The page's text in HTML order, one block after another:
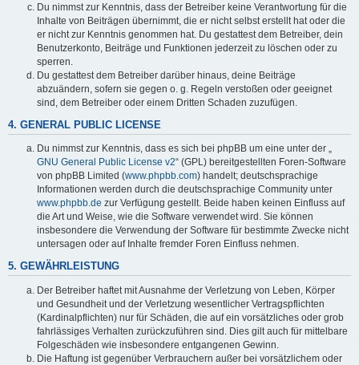
Du nimmst zur Kenntnis, dass der Betreiber keine Verantwortung für die
Inhalte von Beiträgen übernimmt, die er nicht selbst erstellt hat oder die
er nicht zur Kenntnis genommen hat. Du gestattest dem Betreiber, dein
Benutzerkonto, Beiträge und Funktionen jederzeit zu löschen oder zu
sperren.
Du gestattest dem Betreiber darüber hinaus, deine Beiträge
abzuändern, sofern sie gegen o. g. Regeln verstoßen oder geeignet
sind, dem Betreiber oder einem Dritten Schaden zuzufügen.
4. GENERAL PUBLIC LICENSE
Du nimmst zur Kenntnis, dass es sich bei phpBB um eine unter der „
GNU General Public License v2“ (GPL) bereitgestellten Foren-Software
von phpBB Limited (www.phpbb.com) handelt; deutschsprachige
Informationen werden durch die deutschsprachige Community unter
www.phpbb.de zur Verfügung gestellt. Beide haben keinen Einfluss auf
die Art und Weise, wie die Software verwendet wird. Sie können
insbesondere die Verwendung der Software für bestimmte Zwecke nicht
untersagen oder auf Inhalte fremder Foren Einfluss nehmen.
5. GEWÄHRLEISTUNG
Der Betreiber haftet mit Ausnahme der Verletzung von Leben, Körper
und Gesundheit und der Verletzung wesentlicher Vertragspflichten
(Kardinalpflichten) nur für Schäden, die auf ein vorsätzliches oder grob
fahrlässiges Verhalten zurückzuführen sind. Dies gilt auch für mittelbare
Folgeschäden wie insbesondere entgangenen Gewinn.
Die Haftung ist gegenüber Verbrauchern außer bei vorsätzlichem oder